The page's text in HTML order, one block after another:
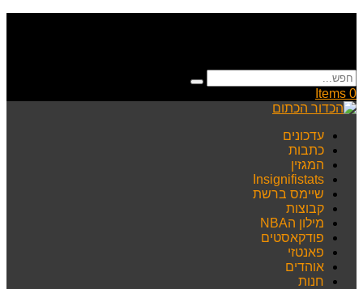
0 Items
עדכונים
כתבות
המגזין
Insignifistats
שיימס ברשת
קבוצות
מילון הNBA
פודקאסטים
פאנטזי
אוהדים
חנות